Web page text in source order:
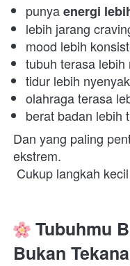
punya energi
lebih jarang
mood lebih
tubuh terasa lebih
tidur lebih nyenyak
olahraga terasa
berat badan lebih
Dan yang paling
ekstrem.
Cukup langkah
Tubuhmu
Bukan